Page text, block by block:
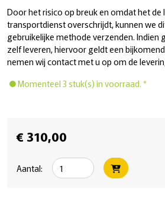
Door het risico op breuk en omdat het de
transportdienst overschrijdt, kunnen we
gebruikelijke methode verzenden. Indien
zelf leveren, hiervoor geldt een
nemen wij contact met u op om de
Momenteel 3 stuk(s) in voorraad. *
€ 310,00
Aantal: